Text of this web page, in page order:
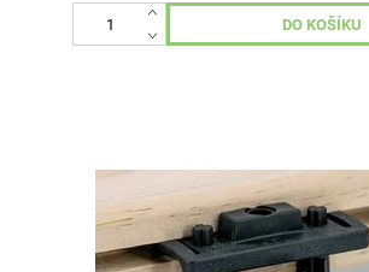
terasy je zapotřebí cca 25 ks pokud máte
pošlete nám je a my...